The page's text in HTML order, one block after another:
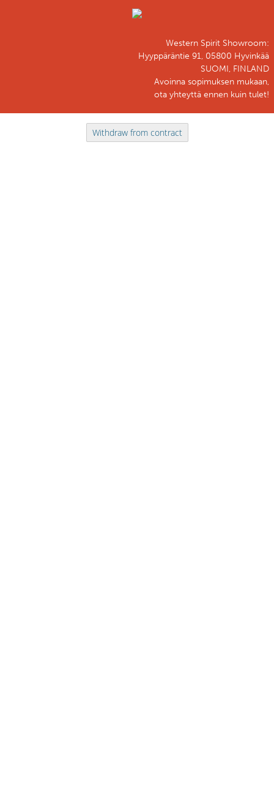
Western Spirit Showroom:
Hyyppäräntie 91, 05800 Hyvinkää
SUOMI, FINLAND
Avoinna sopimuksen mukaan,
ota yhteyttä ennen kuin tulet!
Withdraw from contract